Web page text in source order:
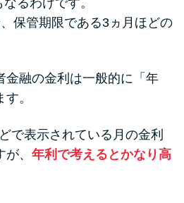
保管期限である3ヵ月ほどの
金融の金利は一般的に「年
。
で表示されている月の金利
、 年利で考えるとかなり高